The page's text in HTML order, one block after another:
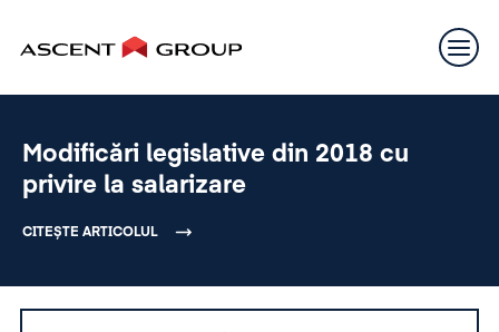
Modificări legislative din 2018 cu
privire la salarizare
CITEȘTE ARTICOLUL